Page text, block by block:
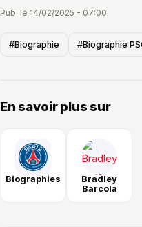
Pub. le 14/02/2025 - 07:00
#Biographie #Biographie
En savoir plus sur
Biographies
Bradley
Barcola